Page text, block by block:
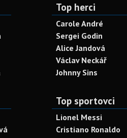
Top herci
Carole André
Sergei Godin
Alice Jandová
Václav Neckář
Johnny Sins
Top sportovci
Lionel Messi
Cristiano Ronaldo